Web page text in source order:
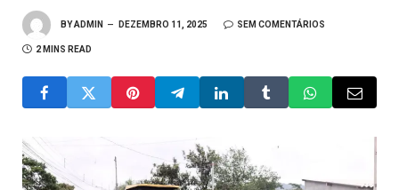
BYADMIN DEZEMBRO 11, 2025 SEM COMENTÁRIOS
2 MINS READ